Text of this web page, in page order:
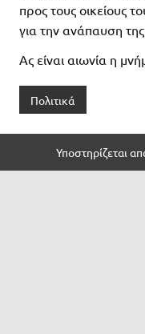
προς τους οικείους
για την ανάπαυση
Ας είναι αιωνία η
Πολιτικά
Υποστηρίζεται